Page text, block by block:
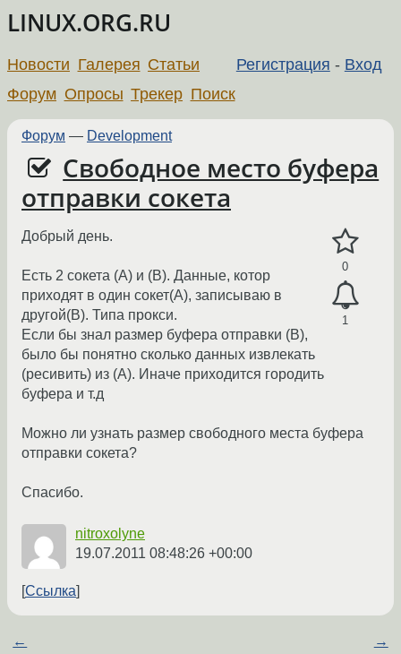
LINUX.ORG.RU
Регистрация - Вход
Новости Галерея Статьи
Форум Опросы Трекер Поиск
Форум — Development
Свободное место буфера
отправки сокета
0
1
Добрый день.
Есть 2 сокета (А) и (В). Данные, котор
приходят в один сокет(А), записываю в
другой(В). Типа прокси.
Если бы знал размер буфера отправки (В),
было бы понятно сколько данных извлекать
(ресивить) из (А). Иначе приходится городить
буфера и т.д
Можно ли узнать размер свободного места буфера
отправки сокета?
Спасибо.
nitroxolyne
19.07.2011 08:48:26 +00:00
Ссылка
← →